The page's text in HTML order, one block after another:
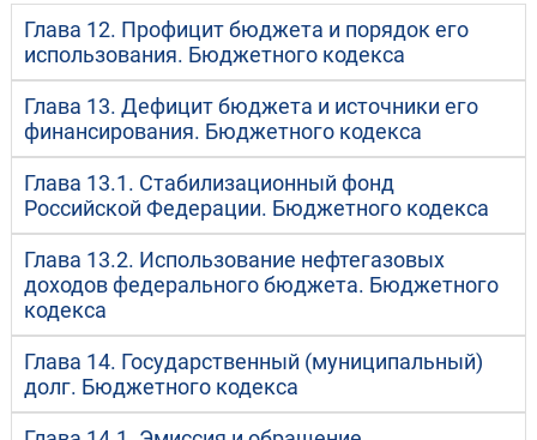
Глава 12. Профицит бюджета и порядок его
использования. Бюджетного кодекса
Глава 13. Дефицит бюджета и источники его
финансирования. Бюджетного кодекса
Глава 13.1. Стабилизационный фонд
Российской Федерации. Бюджетного кодекса
Глава 13.2. Использование нефтегазовых
доходов федерального бюджета. Бюджетного
кодекса
Глава 14. Государственный (муниципальный)
долг. Бюджетного кодекса